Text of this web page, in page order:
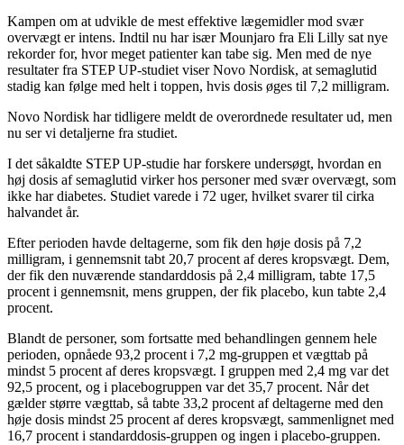
Kampen om at udvikle de mest effektive lægemidler mod svær
overvægt er intens. Indtil nu har især Mounjaro fra Eli Lilly sat nye
rekorder for, hvor meget patienter kan tabe sig. Men med de nye
resultater fra STEP UP-studiet viser Novo Nordisk, at semaglutid
stadig kan følge med helt i toppen, hvis dosis øges til 7,2 milligram.
Novo Nordisk har tidligere meldt de overordnede resultater ud, men
nu ser vi detaljerne fra studiet.
I det såkaldte STEP UP-studie har forskere undersøgt, hvordan en
høj dosis af semaglutid virker hos personer med svær overvægt, som
ikke har diabetes. Studiet varede i 72 uger, hvilket svarer til cirka
halvandet år.
Efter perioden havde deltagerne, som fik den høje dosis på 7,2
milligram, i gennemsnit tabt 20,7 procent af deres kropsvægt. Dem,
der fik den nuværende standarddosis på 2,4 milligram, tabte 17,5
procent i gennemsnit, mens gruppen, der fik placebo, kun tabte 2,4
procent.
Blandt de personer, som fortsatte med behandlingen gennem hele
perioden, opnåede 93,2 procent i 7,2 mg-gruppen et vægttab på
mindst 5 procent af deres kropsvægt. I gruppen med 2,4 mg var det
92,5 procent, og i placebogruppen var det 35,7 procent. Når det
gælder større vægttab, så tabte 33,2 procent af deltagerne med den
høje dosis mindst 25 procent af deres kropsvægt, sammenlignet med
16,7 procent i standarddosis-gruppen og ingen i placebo-gruppen.